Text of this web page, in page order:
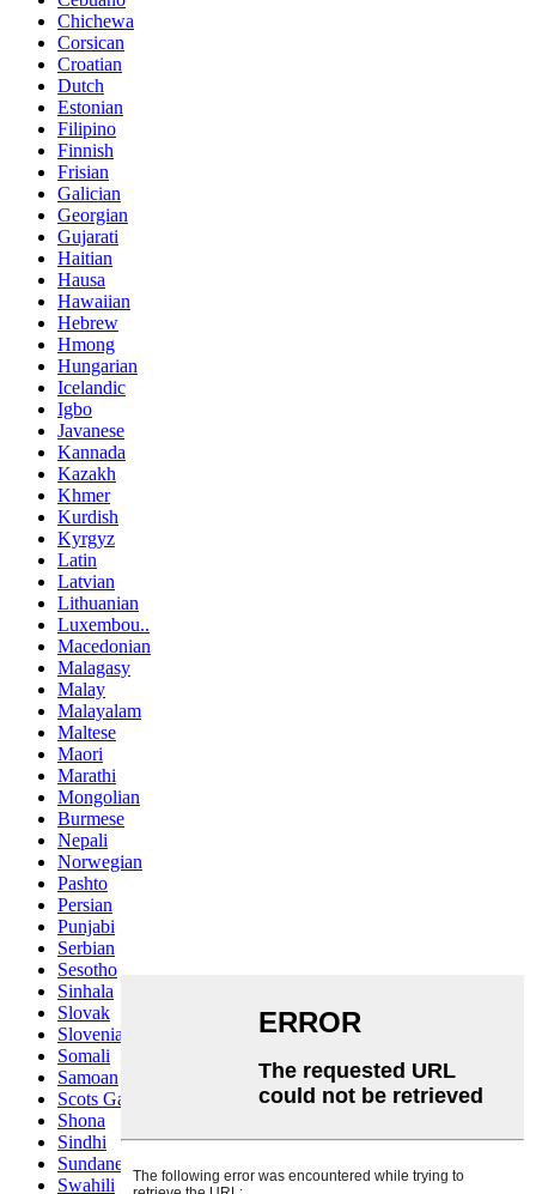
Chichewa
Corsican
Croatian
Dutch
Estonian
Filipino
Finnish
Frisian
Galician
Georgian
Gujarati
Haitian
Hausa
Hawaiian
Hebrew
Hmong
Hungarian
Icelandic
Igbo
Javanese
Kannada
Kazakh
Khmer
Kurdish
Kyrgyz
Latin
Latvian
Lithuanian
Luxembou..
Macedonian
Malagasy
Malay
Malayalam
Maltese
Maori
Marathi
Mongolian
Burmese
Nepali
Norwegian
Pashto
Persian
Punjabi
Serbian
Sesotho
Sinhala
Slovak
Slovenian
Somali
Samoan
Scots Gaelic
Shona
Sindhi
Sundanese
Swahili